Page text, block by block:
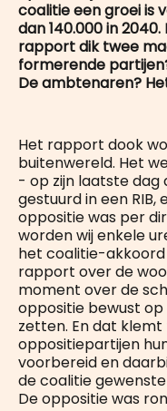
coalitie een groei is
dan 140.000 in
rapport dik twee
formerende
De ambtenaren?
Het rapport dook
buitenwereld. Het
- op zijn laatste
gestuurd in een
oppositie was per
worden wij enkele
het coalitie-akkoord
rapport over de
moment over de
oppositie bewust
zetten. En dat
oppositiepartijen
voorbereid en
de coalitie
De oppositie was